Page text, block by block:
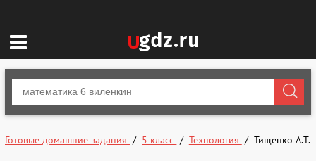
Готовые домашние задания 5 класс Технология Тищенко А.Т.